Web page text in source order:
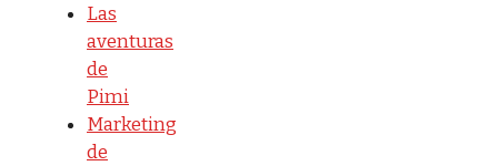
Las
aventuras
de
Pimi
Marketing
de